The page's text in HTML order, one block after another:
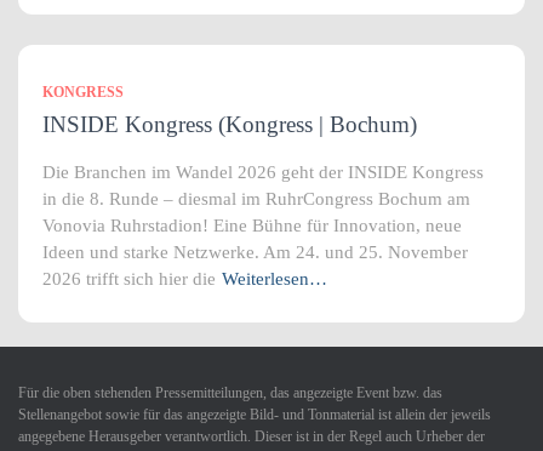
KONGRESS
INSIDE Kongress (Kongress | Bochum)
Die Branchen im Wandel 2026 geht der INSIDE Kongress
in die 8. Runde – diesmal im RuhrCongress Bochum am
Vonovia Ruhrstadion! Eine Bühne für Innovation, neue
Ideen und starke Netzwerke. Am 24. und 25. November
2026 trifft sich hier die Weiterlesen…
Für die oben stehenden Pressemitteilungen, das angezeigte Event bzw. das
Stellenangebot sowie für das angezeigte Bild- und Tonmaterial ist allein der jeweils
angegebene Herausgeber verantwortlich. Dieser ist in der Regel auch Urheber der